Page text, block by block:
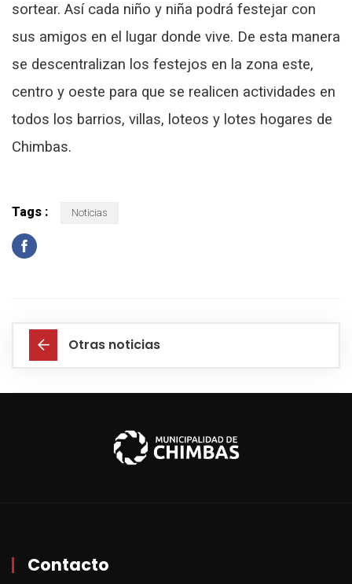
sortear. Así cada niño y niña podrá festejar con
sus amigos en el lugar donde vive. De esta manera
se descentralizan los festejos en la zona este,
centro y oeste para que se realicen actividades en
todos los barrios, villas, loteos y lotes hogares de
Chimbas.
Tags : Noticias
Otras noticias
Contacto